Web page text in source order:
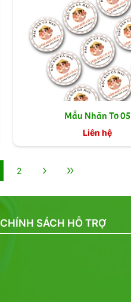
Mẫu Nhãn To 05
Liên hệ
2
CHÍNH SÁCH HỖ TRỢ